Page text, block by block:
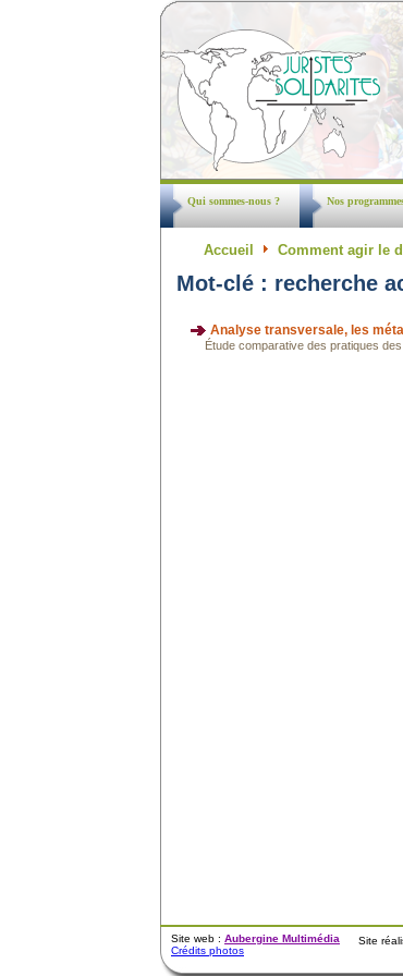
Qui sommes-nous ? Nos
Accueil Comment agir le
Mot-clé : recherche
Analyse transversale, les
Étude comparative des pratiques
Site web : Aubergine Multimédia
Crédits photos
Site